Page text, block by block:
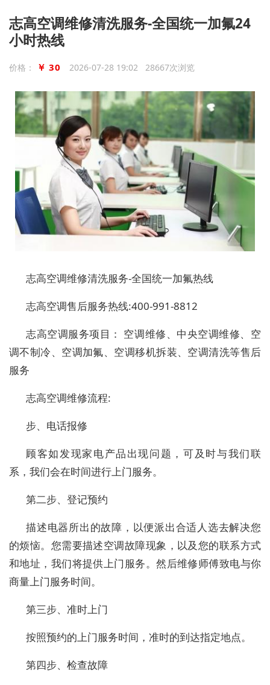
志高空调维修清洗服务-全国统一加氟24
小时热线
价格： ￥ 30 2026-07-28 19:02 28667次浏览
志高空调维修清洗服务-全国统一加氟热线
志高空调售后服务热线:400-991-8812
志高空调服务项目： 空调维修、中央空调维修、空
调不制冷、空调加氟、空调移机拆装、空调清洗等售后
服务
志高空调维修流程:
步、电话报修
顾客如发现家电产品出现问题，可及时与我们联
系，我们会在时间进行上门服务。
第二步、登记预约
描述电器所出的故障，以便派出合适人选去解决您
的烦恼。您需要描述空调故障现象，以及您的联系方式
和地址，我们将提供上门服务。然后维修师傅致电与你
商量上门服务时间。
第三步、准时上门
按照预约的上门服务时间，准时的到达指定地点。
第四步、检查故障